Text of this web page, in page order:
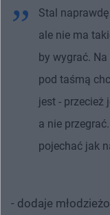
Stal
ale nie ma
by wygrać. Na
pod taśmą
jest - przecież
a nie
pojechać jak
- dodaje